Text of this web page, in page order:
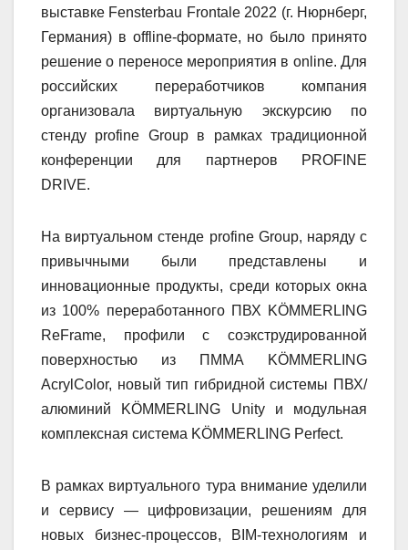
выставке Fensterbau Frontale 2022 (г. Нюрнберг,
Германия) в offline-формате, но было принято
решение о переносе мероприятия в online. Для
российских переработчиков компания
организовала виртуальную экскурсию по
стенду profine Group в рамках традиционной
конференции для партнеров PROFINE
DRIVE.
На виртуальном стенде profine Group, наряду с
привычными были представлены и
инновационные продукты, среди которых окна
из 100% переработанного ПВХ KÖMMERLING
ReFrame, профили с соэкструдированной
поверхностью из ПММА KÖMMERLING
AcrylColor, новый тип гибридной системы ПВХ/
алюминий KÖMMERLING Unity и модульная
комплексная система KÖMMERLING Perfect.
В рамках виртуального тура внимание уделили
и сервису — цифровизации, решениям для
новых бизнес-процессов, BIM-технологиям и